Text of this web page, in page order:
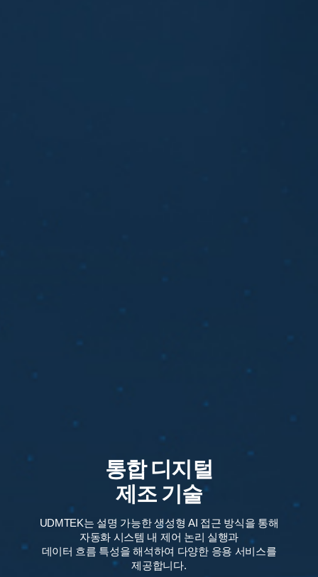
통합 디지털
제조 기술
UDMTEK는 설명 가능한 생성형 AI 접근 방식을 통해
자동화 시스템 내 제어 논리 실행과
데이터 흐름 특성을 해석하여 다양한 응용 서비스를
제공합니다.